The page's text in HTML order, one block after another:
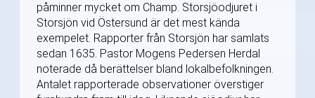
påminner mycket om Champ. Storsjöodjuret i
Storsjön vid Östersund är det mest kända
exempelet. Rapporter från Storsjön har samlats
sedan 1635. Pastor Mogens Pedersen Herdal
noterade då berättelser bland lokalbefolkningen.
Antalet rapporterade observationer överstiger